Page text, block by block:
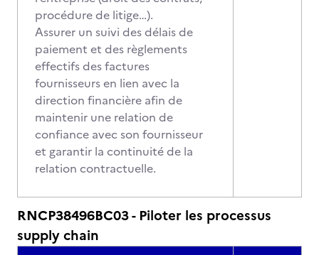
procédure de litige…).
Assurer un suivi des délais de
paiement et des règlements
effectifs des factures
fournisseurs en lien avec la
direction financière afin de
maintenir une relation de
confiance avec son fournisseur
et garantir la continuité de la
relation contractuelle.
RNCP38496BC03 - Piloter les processus
supply chain